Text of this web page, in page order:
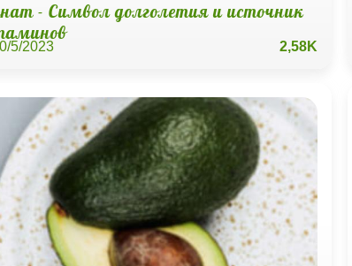
- Символ долголетия и источник
5/2023 2,58K